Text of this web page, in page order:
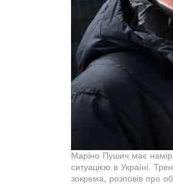
Маріно Пушич має намір
ситуацією в Україні.
зокрема, розповів про